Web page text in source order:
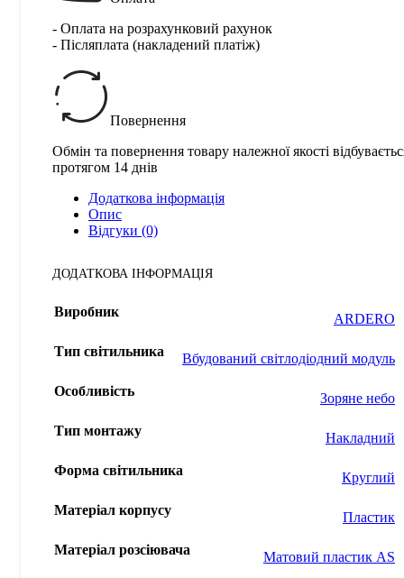
- Оплата на розрахунковий рахунок
- Післяплата (накладений платіж)
Повернення
Обмін та повернення товару належної якості
протягом 14 днів
Додаткова інформація
Опис
Відгуки (0)
ДОДАТКОВА ІНФОРМАЦІЯ
Виробник ARDERO
Тип світильника Вбудований світлодіодний модуль
Особливість Зоряне небо
Тип монтажу Накладний
Форма світильника Круглий
Матеріал корпусу Пластик
Матеріал розсіювача Матовий пластик AS